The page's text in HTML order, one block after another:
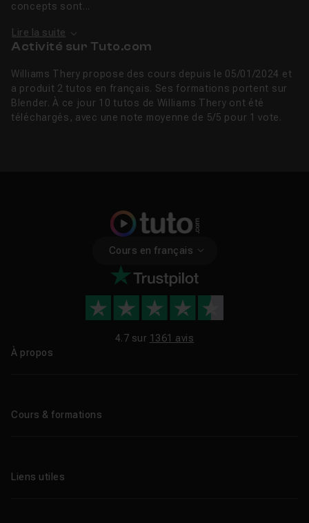
concepts sont...
Lire la suite
Activité sur Tuto.com
Williams Thery propose des cours depuis le 05/01/2024 et
a produit 2 tutos en français. Ses formations portent sur
Blender. À ce jour 10 tutos de Williams Thery ont été
téléchargés, avec une note moyenne de 5/5 pour 1 vote.
Cours en français
4.7 sur 1361 avis
À propos
Cours & formations
Formations certifiantes
Liens utiles